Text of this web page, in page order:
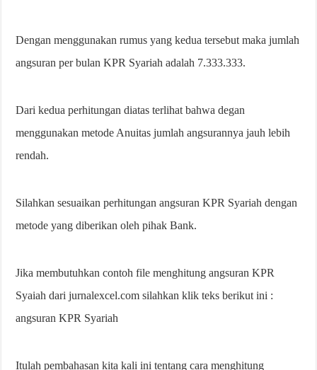
Dengan menggunakan rumus yang kedua tersebut maka jumlah
angsuran per bulan KPR Syariah adalah 7.333.333.
Dari kedua perhitungan diatas terlihat bahwa degan
menggunakan metode Anuitas jumlah angsurannya jauh lebih
rendah.
Silahkan sesuaikan perhitungan angsuran KPR Syariah dengan
metode yang diberikan oleh pihak Bank.
Jika membutuhkan contoh file menghitung angsuran KPR
Syaiah dari jurnalexcel.com silahkan klik teks berikut ini :
angsuran KPR Syariah
Itulah pembahasan kita kali ini tentang cara menghitung